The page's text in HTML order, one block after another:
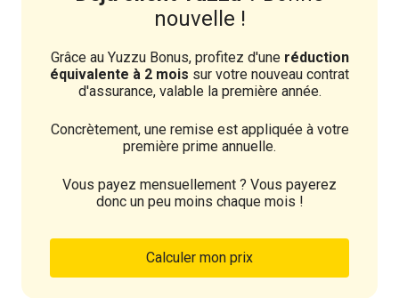
nouvelle !
Grâce au Yuzzu Bonus, profitez d'une réduction
équivalente à 2 mois sur votre nouveau contrat
d'assurance, valable la première année.
Concrètement, une remise est appliquée à votre
première prime annuelle.
Vous payez mensuellement ? Vous payerez
donc un peu moins chaque mois !
Calculer mon prix